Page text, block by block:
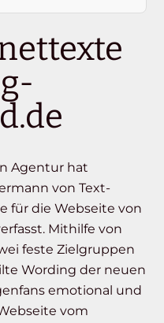
Agentur hat
von Text-
für die Webseite von
Mithilfe von
feste Zielgruppen
Wording der neuen
emotional und
vom